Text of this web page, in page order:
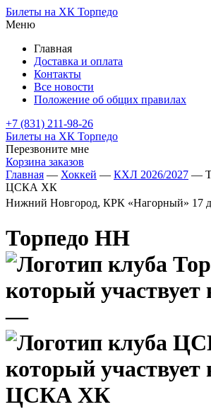
Билеты на ХК Торпедо
Меню
Главная
Доставка и оплата
Контакты
Все новости
Положение об общих правилах
+7 (831) 211-98-26
Билеты на ХК Торпедо
Перезвоните мне
Корзина заказов
Главная — Хоккей — КХЛ 2026/2027 —
ЦСКА ХК
Нижний Новгород, КРК «Нагорный» 17
Торпедо НН
—
ЦСКА ХК